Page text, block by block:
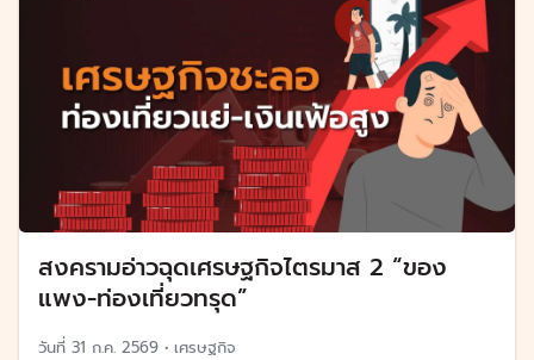
สงครามอ่าวฉุดเศรษฐกิจไตรมาส 2 “ของ
แพง-ท่องเที่ยวทรุด”
วันที่ 31 ก.ค. 2569 • เศรษฐกิจ